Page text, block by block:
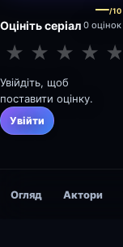
Оцініть серіал
—/10
0 оцінок
★ ★ ★ ★ ★
Увійдіть, щоб
поставити оцінку.
Увійти
Огляд Актори